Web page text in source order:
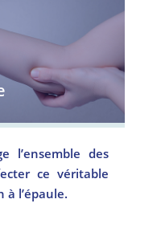
l’ensemble des
ce véritable
l’épaule.